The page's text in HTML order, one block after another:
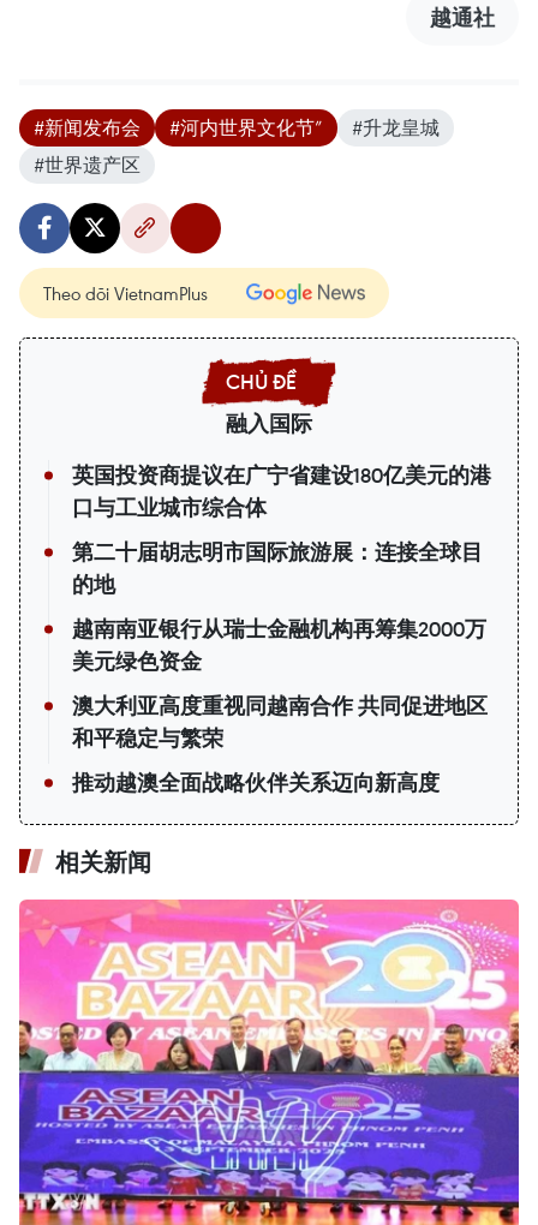
越通社
#新闻发布会 #河内世界文化节”
#升龙皇城
#世界遗产区
Theo dõi VietnamPlus
融入国际
英国投资商提议在广宁省建设180亿美元的港
口与工业城市综合体
第二十届胡志明市国际旅游展：连接全球目
的地
越南南亚银行从瑞士金融机构再筹集2000万
美元绿色资金
澳大利亚高度重视同越南合作 共同促进地区
和平稳定与繁荣
推动越澳全面战略伙伴关系迈向新高度
相关新闻